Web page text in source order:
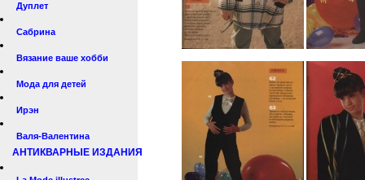
Дуплет
Сабрина
Вязание ваше хобби
Мода для детей
Ирэн
Валя-Валентина
АНТИКВАРНЫЕ ИЗДАНИЯ